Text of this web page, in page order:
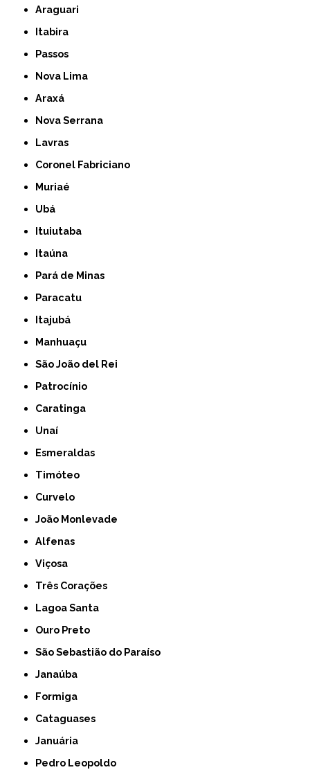
Araguari
Itabira
Passos
Nova Lima
Araxá
Nova Serrana
Lavras
Coronel Fabriciano
Muriaé
Ubá
Ituiutaba
Itaúna
Pará de Minas
Paracatu
Itajubá
Manhuaçu
São João del Rei
Patrocínio
Caratinga
Unaí
Esmeraldas
Timóteo
Curvelo
João Monlevade
Alfenas
Viçosa
Três Corações
Lagoa Santa
Ouro Preto
São Sebastião do Paraíso
Janaúba
Formiga
Cataguases
Januária
Pedro Leopoldo